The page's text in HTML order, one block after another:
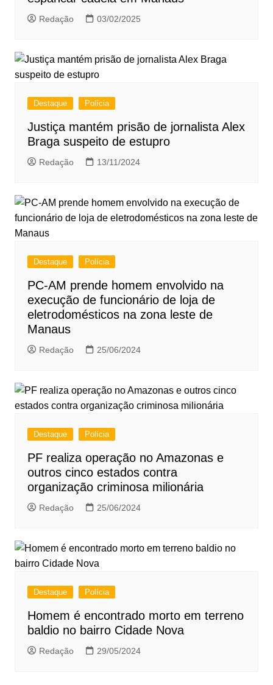
Redação 03/02/2025
Destaque Polícia
Justiça mantém prisão de jornalista Alex
Braga suspeito de estupro
Redação 13/11/2024
Destaque Polícia
PC-AM prende homem envolvido na
execução de funcionário de loja de
eletrodomésticos na zona leste de
Manaus
Redação 25/06/2024
Destaque Polícia
PF realiza operação no Amazonas e
outros cinco estados contra
organização criminosa milionária
Redação 25/06/2024
Destaque Polícia
Homem é encontrado morto em terreno
baldio no bairro Cidade Nova
Redação 29/05/2024